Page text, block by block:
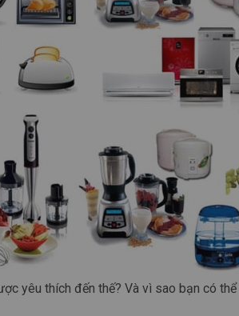
yêu thích đến thế? Và vì sao bạn có